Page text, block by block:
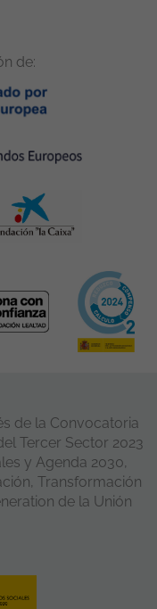
de:
de la Convocatoria
Tercer Sector 2023
y Agenda 2030,
Transformación
de la Unión